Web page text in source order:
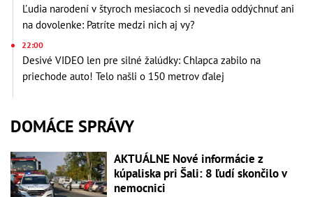
Ľudia narodení v štyroch mesiacoch si nevedia oddýchnuť ani
na dovolenke: Patríte medzi nich aj vy?
22:00
Desivé VIDEO len pre silné žalúdky: Chlapca zabilo na
priechode auto! Telo našli o 150 metrov ďalej
DOMÁCE SPRÁVY
AKTUÁLNE Nové informácie z
kúpaliska pri Šali: 8 ľudí skončilo v
nemocnici